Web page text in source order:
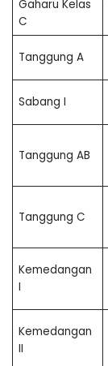
Gaharu Kelas
C
Tanggung A
Sabang I
Tanggung AB
Tanggung C
Kemedangan
I
Kemedangan
II